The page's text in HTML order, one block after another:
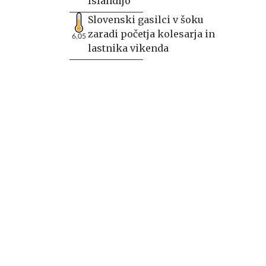
6,05
Slovenski gasilci v šoku
zaradi početja kolesarja in
lastnika vikenda